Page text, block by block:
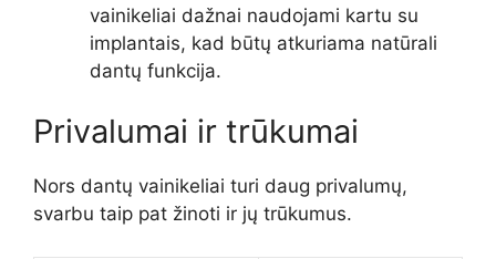
vainikeliai dažnai naudojami kartu su
implantais, kad būtų atkuriama natūrali
dantų funkcija.
Privalumai ir trūkumai
Nors dantų vainikeliai turi daug privalumų,
svarbu taip pat žinoti ir jų trūkumus.